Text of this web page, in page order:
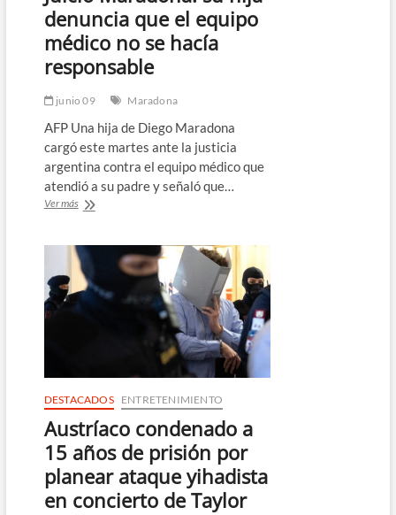
denuncia que el equipo
médico no se hacía
responsable
junio 09 Maradona
AFP Una hija de Diego Maradona
cargó este martes ante la justicia
argentina contra el equipo médico que
atendió a su padre y señaló que…
Ver másJuicio
hija
denuncia
que
el
equipo
hacía
DESTACADOS ENTRETENIMIENTO
Austríaco condenado a
15 años de prisión por
planear ataque yihadista
en concierto de Taylor